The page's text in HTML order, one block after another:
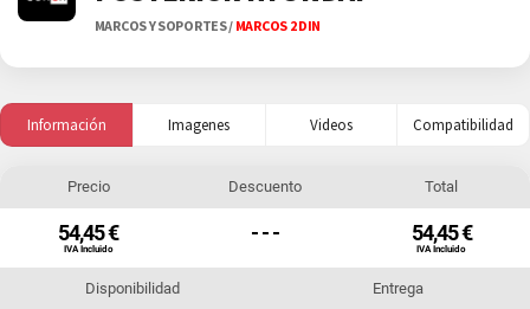
MARCOS Y SOPORTES/ MARCOS 2 DIN
Información Imagenes Videos Compatibilidad
Precio
54,45 €
IVA Incluido
Descuento
- - -
Total
54,45 €
IVA Incluido
Disponibilidad Entrega